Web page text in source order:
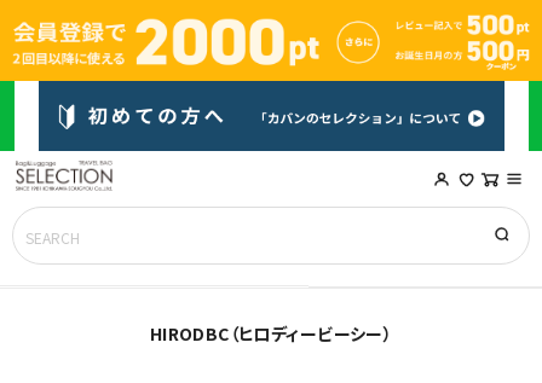
HIRODBC（ヒロディービーシー）